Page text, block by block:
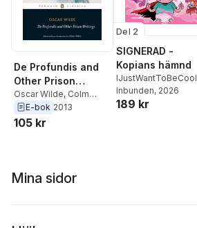
De Profundis and
Other Prison
Writings
Oscar Wilde, Colm
Tóibín
E-bok 2013
105 kr
Del 2
SIGNERAD -
Kopians hämnd
IJustWantToBeCool
Joel Adolphson
Ejdemo Beer
Inbunden, 2026
189 kr
Mina sidor